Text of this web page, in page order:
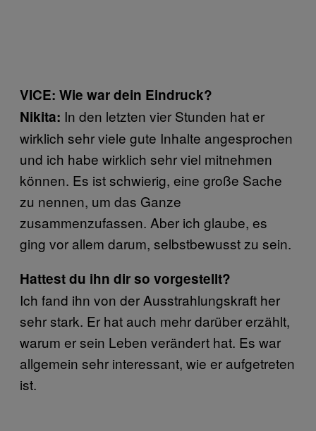
VICE: Wie war dein Eindruck?
Nikita: In den letzten vier Stunden hat er
wirklich sehr viele gute Inhalte angesprochen
und ich habe wirklich sehr viel mitnehmen
können. Es ist schwierig, eine große Sache
zu nennen, um das Ganze
zusammenzufassen. Aber ich glaube, es
ging vor allem darum, selbstbewusst zu sein.
Hattest du ihn dir so vorgestellt?
Ich fand ihn von der Ausstrahlungskraft her
sehr stark. Er hat auch mehr darüber erzählt,
warum er sein Leben verändert hat. Es war
allgemein sehr interessant, wie er aufgetreten
ist.